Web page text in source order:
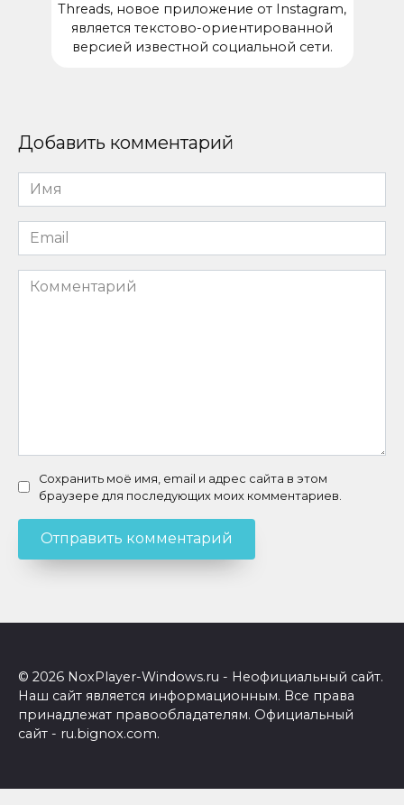
Threads, новое приложение от Instagram,
является текстово-ориентированной
версией известной социальной сети.
Добавить комментарий
Имя
*
Email
*
Комментарий
Сохранить моё имя, email и адрес сайта в этом
браузере для последующих моих комментариев.
© 2026 NoxPlayer-Windows.ru - Неофициальный сайт.
Наш сайт является информационным. Все права
принадлежат правообладателям. Официальный
сайт - ru.bignox.com.